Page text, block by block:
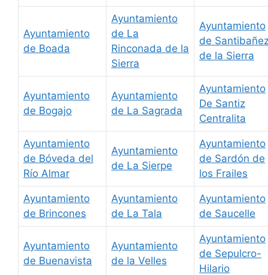
Ayuntamiento
de Boada
Ayuntamiento
de La
Rinconada de la
Sierra
Ayuntamiento
de
de la Sierra
Ayuntamiento
de Bogajo
Ayuntamiento
de La Sagrada
Ayuntamiento
De Santiz
Centralita
Ayuntamiento
de Bóveda del
Río Almar
Ayuntamiento
de La Sierpe
Ayuntamiento
de Sardón de
los Frailes
Ayuntamiento
de Brincones
Ayuntamiento
de La Tala
Ayuntamiento
de Saucelle
Ayuntamiento
de Buenavista
Ayuntamiento
de la Velles
Ayuntamiento
de Sepulcro-
Hilario